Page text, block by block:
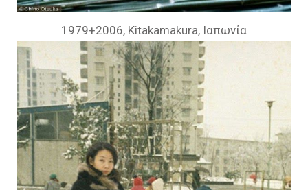
1979+2006, Kitakamakura, Ιαπωνία